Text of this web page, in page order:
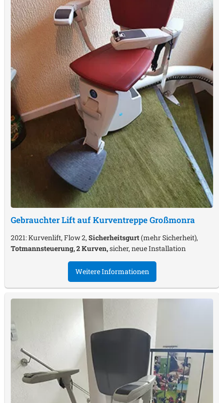
Gebrauchter Lift auf KurventreppeGroßmonra
2021: Kurvenlift, Flow 2, Sicherheitsgurt(mehr Sicherheit),
Totmannsteuerung, 2 Kurven,sicher, neue Installation
Weitere Informationen